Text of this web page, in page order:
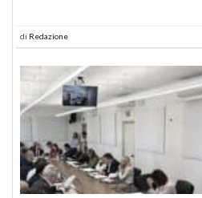
di Redazione